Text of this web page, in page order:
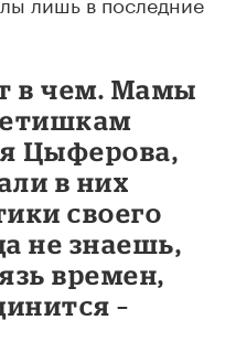
в чем. Мамы
Цыферова,
в них
своего
не знаешь,
времен,
–